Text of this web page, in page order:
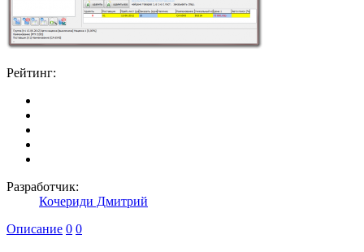
Рейтинг:
Разработчик:
Кочериди Дмитрий
Описание 0 0